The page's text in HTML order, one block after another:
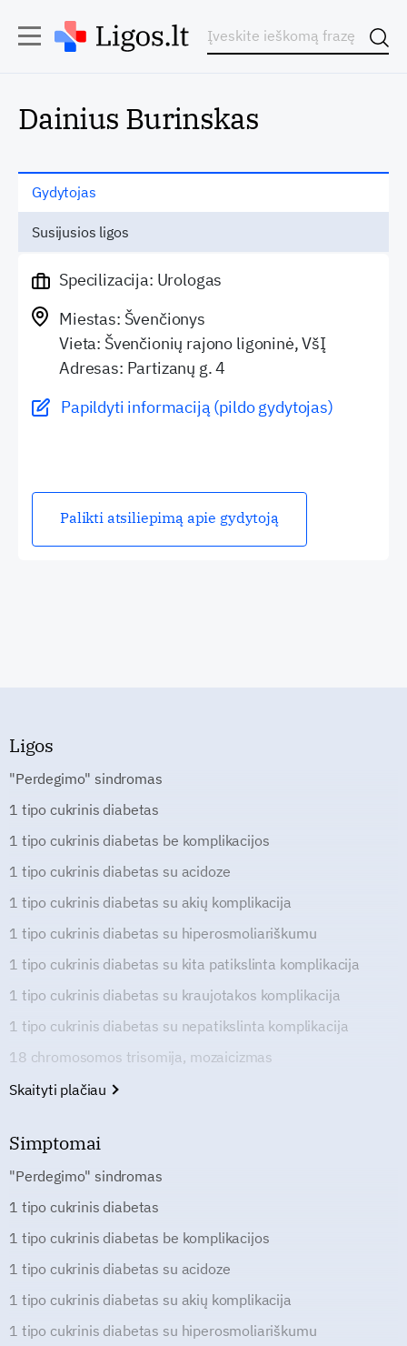
Dainius Burinskas
Gydytojas
Susijusios ligos
Specilizacija: Urologas
Miestas: Švenčionys
Vieta: Švenčionių rajono ligoninė, VšĮ
Adresas: Partizanų g. 4
Papildyti informaciją (pildo gydytojas)
Palikti atsiliepimą apie gydytoją
Ligos
"Perdegimo" sindromas
1 tipo cukrinis diabetas
1 tipo cukrinis diabetas be komplikacijos
1 tipo cukrinis diabetas su acidoze
1 tipo cukrinis diabetas su akių komplikacija
1 tipo cukrinis diabetas su hiperosmoliariškumu
1 tipo cukrinis diabetas su kita patikslinta komplikacija
1 tipo cukrinis diabetas su kraujotakos komplikacija
1 tipo cukrinis diabetas su nepatikslinta komplikacija
18 chromosomos trisomija, mozaicizmas
Skaityti plačiau
Simptomai
"Perdegimo" sindromas
1 tipo cukrinis diabetas
1 tipo cukrinis diabetas be komplikacijos
1 tipo cukrinis diabetas su acidoze
1 tipo cukrinis diabetas su akių komplikacija
1 tipo cukrinis diabetas su hiperosmoliariškumu